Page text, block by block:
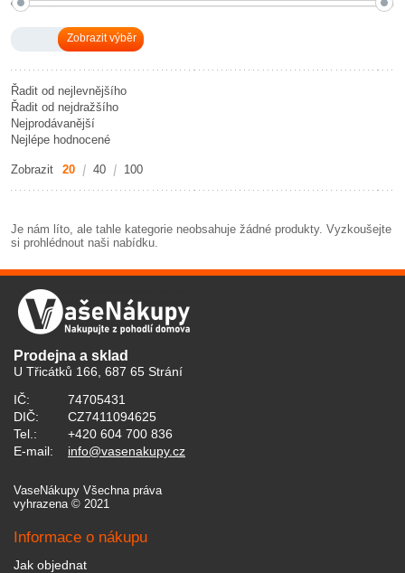
Řadit od nejlevnějšího
Řadit od nejdražšího
Nejprodávanější
Nejlépe hodnocené
Zobrazit 20 40 100
Je nám líto, ale tahle kategorie neobsahuje žádné produkty. Vyzkoušejte
si prohlédnout naši nabídku.
Prodejna a sklad
U Třicátků 166, 687 65 Strání
IČ:
74705431
DIČ:
CZ7411094625
Tel.:
+420 604 700 836
E-mail:
info@vasenakupy.cz
VaseNákupy Všechna práva
vyhrazena © 2021
Informace o nákupu
Jak objednat